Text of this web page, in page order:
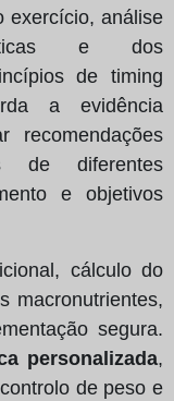
exercício, análise
e dos
de timing
a evidência
recomendações
de diferentes
e objetivos
cálculo do
macronutrientes,
segura.
personalizada,
de peso e